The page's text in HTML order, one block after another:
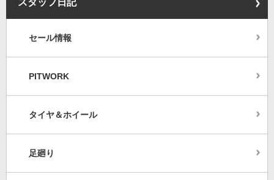
スタッフ日記
セール情報
PITWORK
タイヤ＆ホイール
足廻り